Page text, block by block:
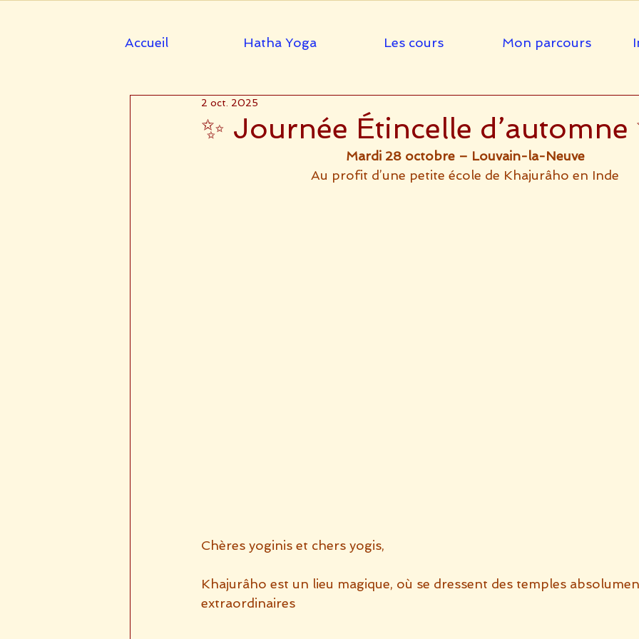
Accueil Hatha Yoga Les cours Mon parcours
✨ Journée Étincelle d’automne
2 oct. 2025
Mardi 28 octobre – Louvain-la-Neuve
Au profit d’une petite école de Khajurâho en Inde
Chères yoginis et chers yogis,
Khajurâho est un lieu magique, où se dressent des temples
extraordinaires